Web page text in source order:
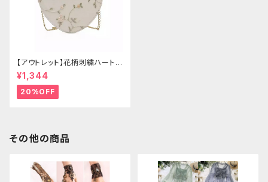
【アウトレット】花柄刺繍ハートバ
ッグ
¥1,344
20%OFF
その他の商品